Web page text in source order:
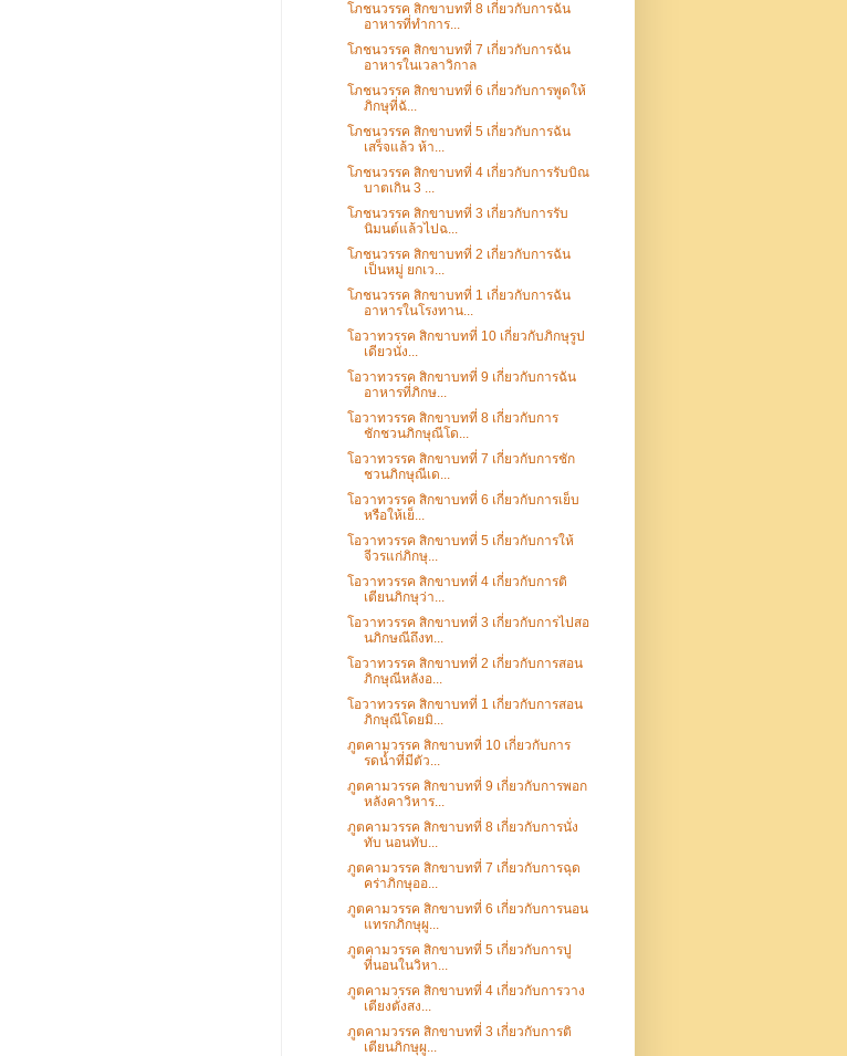
โภชนวรรค สิกขาบทที่ 8 เกี่ยวกับการฉัน
อาหารที่ทำการ...
โภชนวรรค สิกขาบทที่ 7 เกี่ยวกับการฉัน
อาหารในเวลาวิกาล
โภชนวรรค สิกขาบทที่ 6 เกี่ยวกับการพูดให้
ภิกษุที่ฉั...
โภชนวรรค สิกขาบทที่ 5 เกี่ยวกับการฉัน
เสร็จแล้ว ห้า...
โภชนวรรค สิกขาบทที่ 4 เกี่ยวกับการรับบิณ
บาตเกิน 3 ...
โภชนวรรค สิกขาบทที่ 3 เกี่ยวกับการรับ
นิมนต์แล้วไปฉ...
โภชนวรรค สิกขาบทที่ 2 เกี่ยวกับการฉัน
เป็นหมู่ ยกเว...
โภชนวรรค สิกขาบทที่ 1 เกี่ยวกับการฉัน
อาหารในโรงทาน...
โอวาทวรรค สิกขาบทที่ 10 เกี่ยวกับภิกษุรูป
เดียวนั่ง...
โอวาทวรรค สิกขาบทที่ 9 เกี่ยวกับการฉัน
อาหารที่ภิกษ...
โอวาทวรรค สิกขาบทที่ 8 เกี่ยวกับการ
ชักชวนภิกษุณีโด...
โอวาทวรรค สิกขาบทที่ 7 เกี่ยวกับการชัก
ชวนภิกษุณีเด...
โอวาทวรรค สิกขาบทที่ 6 เกี่ยวกับการเย็บ
หรือให้เย็...
โอวาทวรรค สิกขาบทที่ 5 เกี่ยวกับการให้
จีวรแก่ภิกษุ...
โอวาทวรรค สิกขาบทที่ 4 เกี่ยวกับการติ
เตียนภิกษุว่า...
โอวาทวรรค สิกขาบทที่ 3 เกี่ยวกับการไปสอ
นภิกษณีถึงท...
โอวาทวรรค สิกขาบทที่ 2 เกี่ยวกับการสอน
ภิกษุณีหลังอ...
โอวาทวรรค สิกขาบทที่ 1 เกี่ยวกับการสอน
ภิกษุณีโดยมิ...
ภูตคามวรรค สิกขาบทที่ 10 เกี่ยวกับการ
รดน้ำที่มีตัว...
ภูตคามวรรค สิกขาบทที่ 9 เกี่ยวกับการพอก
หลังคาวิหาร...
ภูตคามวรรค สิกขาบทที่ 8 เกี่ยวกับการนั่ง
ทับ นอนทับ...
ภูตคามวรรค สิกขาบทที่ 7 เกี่ยวกับการฉุด
คร่าภิกษุออ...
ภูตคามวรรค สิกขาบทที่ 6 เกี่ยวกับการนอน
แทรกภิกษุผู...
ภูตคามวรรค สิกขาบทที่ 5 เกี่ยวกับการปู
ที่นอนในวิหา...
ภูตคามวรรค สิกขาบทที่ 4 เกี่ยวกับการวาง
เตียงตั่งสง...
ภูตคามวรรค สิกขาบทที่ 3 เกี่ยวกับการติ
เตียนภิกษุผู...